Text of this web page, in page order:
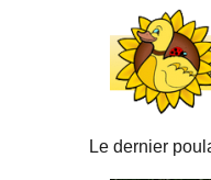
Le dernier